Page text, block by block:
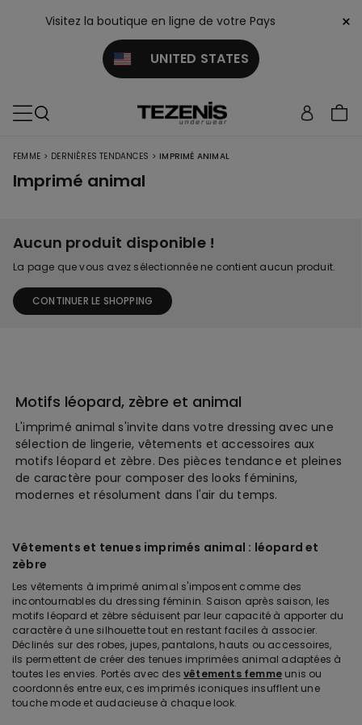
Visitez la boutique en ligne de votre Pays
UNITED STATES
×
FEMME > DERNIÈRES TENDANCES > IMPRIMÉ ANIMAL
Imprimé animal
Aucun produit disponible !
La page que vous avez sélectionnée ne contient aucun produit.
CONTINUER LE SHOPPING
Motifs léopard, zèbre et animal
L'imprimé animal s'invite dans votre dressing avec une
sélection de lingerie, vêtements et accessoires aux
motifs léopard et zèbre. Des pièces tendance et pleines
de caractère pour composer des looks féminins,
modernes et résolument dans l'air du temps.
Vêtements et tenues imprimés animal : léopard et
zèbre
Les vêtements à imprimé animal s'imposent comme des
incontournables du dressing féminin. Saison après saison, les
motifs léopard et zèbre séduisent par leur capacité à apporter du
caractère à une silhouette tout en restant faciles à associer.
Déclinés sur des robes, jupes, pantalons, hauts ou accessoires,
ils permettent de créer des tenues imprimées animal adaptées à
toutes les envies. Portés avec des vêtements femme unis ou
coordonnés entre eux, ces imprimés iconiques insufflent une
touche mode et audacieuse à chaque look.